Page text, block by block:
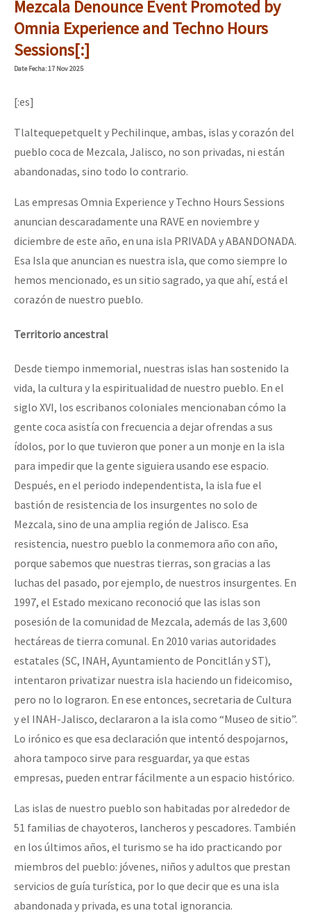
Mezcala Denounce Event Promoted by
Omnia Experience and Techno Hours
Sessions[:]
DateFecha: 17 Nov 2025
[:es]
Tlaltequepetquelt y Pechilinque, ambas, islas y corazón del
pueblo coca de Mezcala, Jalisco, no son privadas, ni están
abandonadas, sino todo lo contrario.
Las empresas Omnia Experience y Techno Hours Sessions
anuncian descaradamente una RAVE en noviembre y
diciembre de este año, en una isla PRIVADA y ABANDONADA.
Esa Isla que anuncian es nuestra isla, que como siempre lo
hemos mencionado, es un sitio sagrado, ya que ahí, está el
corazón de nuestro pueblo.
Territorio ancestral
Desde tiempo inmemorial, nuestras islas han sostenido la
vida, la cultura y la espiritualidad de nuestro pueblo. En el
siglo XVI, los escribanos coloniales mencionaban cómo la
gente coca asistía con frecuencia a dejar ofrendas a sus
ídolos, por lo que tuvieron que poner a un monje en la isla
para impedir que la gente siguiera usando ese espacio.
Después, en el periodo independentista, la isla fue el
bastión de resistencia de los insurgentes no solo de
Mezcala, sino de una amplia región de Jalisco. Esa
resistencia, nuestro pueblo la conmemora año con año,
porque sabemos que nuestras tierras, son gracias a las
luchas del pasado, por ejemplo, de nuestros insurgentes. En
1997, el Estado mexicano reconoció que las islas son
posesión de la comunidad de Mezcala, además de las 3,600
hectáreas de tierra comunal. En 2010 varias autoridades
estatales (SC, INAH, Ayuntamiento de Poncitlán y ST),
intentaron privatizar nuestra isla haciendo un fideicomiso,
pero no lo lograron. En ese entonces, secretaria de Cultura
y el INAH-Jalisco, declararon a la isla como “Museo de sitio”.
Lo irónico es que esa declaración que intentó despojarnos,
ahora tampoco sirve para resguardar, ya que estas
empresas, pueden entrar fácilmente a un espacio histórico.
Las islas de nuestro pueblo son habitadas por alrededor de
51 familias de chayoteros, lancheros y pescadores. También
en los últimos años, el turismo se ha ido practicando por
miembros del pueblo: jóvenes, niños y adultos que prestan
servicios de guía turística, por lo que decir que es una isla
abandonada y privada, es una total ignorancia.